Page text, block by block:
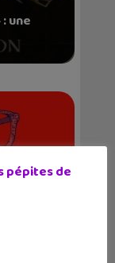
une
pépites de